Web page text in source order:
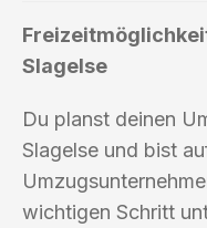
Slagelse
Du planst deinen
Slagelse und bist
wichtigen Schritt